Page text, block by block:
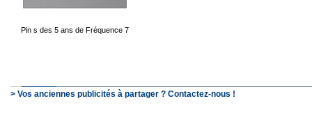
Pin s des 5 ans de Fréquence 7
> Vos anciennes publicités à partager ? Contactez-nous !